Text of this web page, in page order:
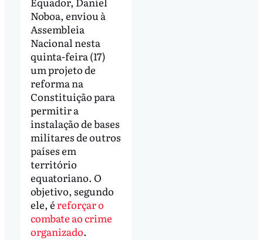
Noboa, enviou à
Assembleia
Nacional nesta
quinta-feira (17)
um projeto de
reforma na
Constituição para
permitir a
instalação de bases
militares de outros
países em
território
equatoriano. O
objetivo, segundo
ele, é reforçar o
combate ao crime
organizado.